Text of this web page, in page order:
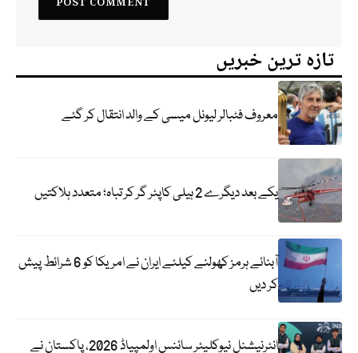
تازہ ترین خبریں
معروف فٹبالر لیونل میسی کے والد انتقال کر گئے
یکے بعد دیگرے 2 ہیلی کاپٹر گر کر تباہ؛ متعدد ہلاکتیں
آبنائے ہرمز کھولنے کیلئے ایران نے امریکا کو 6 شرائط پیش
کر دیں
انٹرنیشنل نیوکلیئر سائنس اولمپیاڈ 2026، پاکستان نے